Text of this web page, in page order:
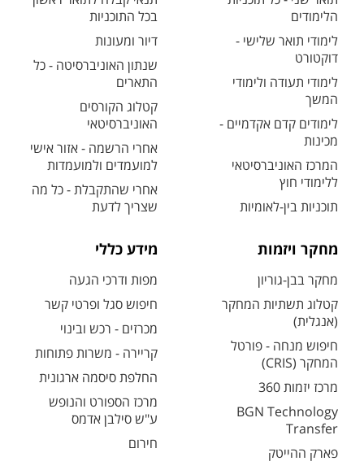
הלימודים
לימודי תואר שלישי -
דוקטורט
לימודי תעודה ולימודי
המשך
לימודים קדם אקדמיים -
מכינות
המרכז האוניברסיטאי
ללימודי חוץ
תוכניות בין-לאומיות
בכל התוכניות
דיור ומעונות
שנתון האוניברסיטה - כל
התארים
קטלוג הקורסים
האוניברסיטאי
אחרי הרשמה - אזור אישי
למועמדים ולמועמדות
אחרי שהתקבלת - כל מה
שצריך לדעת
מחקר ויזמות
מחקר בבן-גוריון
קטלוג תשתיות המחקר
(אנגלית)
חיפוש מנחה - פורטל
המחקר (CRIS)
מרכז יזמות 360
BGN Technology
Transfer
פארק ההייטק
מידע כללי
מפות ודרכי הגעה
חיפוש סגל ופרטי קשר
מכרזים - רכש ובינוי
קריירה - משרות פתוחות
החלפת סיסמה ארגונית
מרכז הספורט והנופש
ע"ש סילבן אדמס
חירום